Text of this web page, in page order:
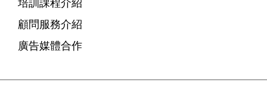
培訓課程介紹
顧問服務介紹
廣告媒體合作